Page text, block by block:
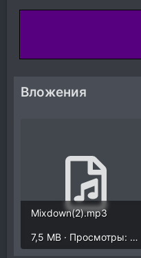
Вложения
Mixdown(2).mp3
7,5 MB · Просмотры: 1.198